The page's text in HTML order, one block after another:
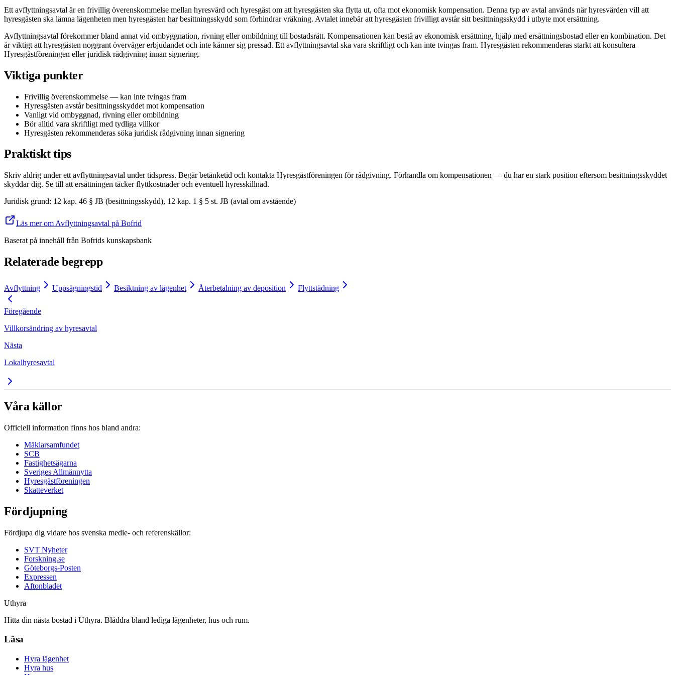
Ett avflyttningsavtal är en frivillig överenskommelse mellan hyresvärd och hyresgäst om att hyresgästen ska flytta ut, ofta mot ekonomisk kompensation. Denna typ av avtal används när hyresvärden vill att
hyresgästen ska lämna lägenheten men hyresgästen har besittningsskydd som förhindrar vräkning. Avtalet innebär att hyresgästen frivilligt avstår sitt besittningsskydd i utbyte mot ersättning.
Avflyttningsavtal förekommer bland annat vid ombyggnation, rivning eller ombildning till bostadsrätt. Kompensationen kan bestå av ekonomisk ersättning, hjälp med ersättningsbostad eller en kombination. Det
är viktigt att hyresgästen noggrant överväger erbjudandet och inte känner sig pressad. Ett avflyttningsavtal ska vara skriftligt och kan inte tvingas fram. Hyresgästen rekommenderas starkt att konsultera
Hyresgästföreningen eller juridisk rådgivning innan signering.
Viktiga punkter
Frivillig överenskommelse — kan inte tvingas fram
Hyresgästen avstår besittningsskyddet mot kompensation
Vanligt vid ombyggnad, rivning eller ombildning
Bör alltid vara skriftligt med tydliga villkor
Hyresgästen rekommenderas söka juridisk rådgivning innan signering
Praktiskt tips
Skriv aldrig under ett avflyttningsavtal under tidspress. Begär betänketid och kontakta Hyresgästföreningen för rådgivning. Förhandla om kompensationen — du har en stark position eftersom besittningsskyddet
skyddar dig. Se till att ersättningen täcker flyttkostnader och eventuell hyresskillnad.
Juridisk grund: 12 kap. 46 § JB (besittningsskydd), 12 kap. 1 § 5 st. JB (avtal om avstående)
Läs mer om Avflyttningsavtal på Bofrid
Baserat på innehåll från Bofrids kunskapsbank
Relaterade begrepp
Avflyttning Uppsägningstid Besiktning av lägenhet Återbetalning av deposition Flyttstädning
Föregående
Villkorsändring av hyresavtal
Nästa
Lokalhyresavtal
Våra källor
Officiell information finns hos bland andra:
Mäklarsamfundet
SCB
Fastighetsägarna
Sveriges Allmännytta
Hyresgästföreningen
Skatteverket
Fördjupning
Fördjupa dig vidare hos svenska medie- och referenskällor:
SVT Nyheter
Forskning.se
Göteborgs-Posten
Expressen
Aftonbladet
Uthyra
Hitta din nästa bostad i Uthyra. Bläddra bland lediga lägenheter, hus och rum.
Läsa
Hyra lägenhet
Hyra hus